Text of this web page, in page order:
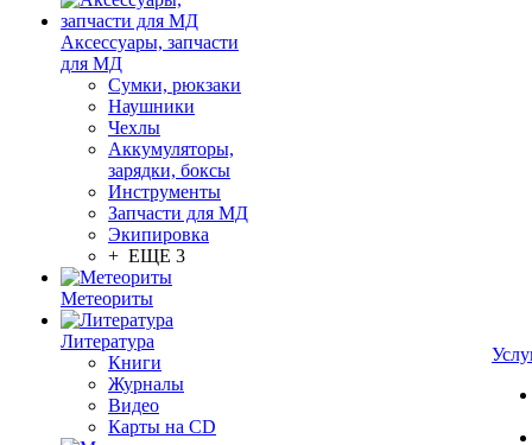
Аксессуары, запчасти
для МД
Сумки, рюкзаки
Наушники
Чехлы
Аккумуляторы,
зарядки, боксы
Инструменты
Запчасти для МД
Экипировка
+ ЕЩЕ 3
Метеориты
Литература
Книги
Журналы
Видео
Карты на CD